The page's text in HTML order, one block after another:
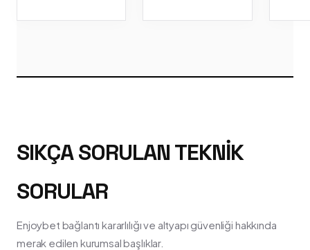
SIKÇA SORULAN TEKNIK
SORULAR
Enjoybet bağlantı kararlılığı ve altyapı güvenliği hakkında
merak edilen kurumsal başlıklar.